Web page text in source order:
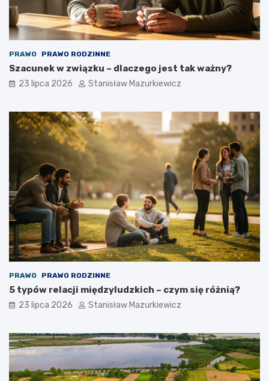
PRAWO PRAWO RODZINNE
Szacunek w związku – dlaczego jest tak ważny?
23 lipca 2026 Stanisław Mazurkiewicz
PRAWO PRAWO RODZINNE
5 typów relacji międzyludzkich – czym się różnią?
23 lipca 2026 Stanisław Mazurkiewicz